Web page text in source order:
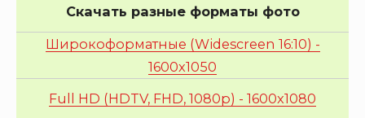
Скачать разные форматы фото
Широкоформатные (Widescreen 16:10) -
1600x1050
Full HD (HDTV, FHD, 1080p) - 1600x1080